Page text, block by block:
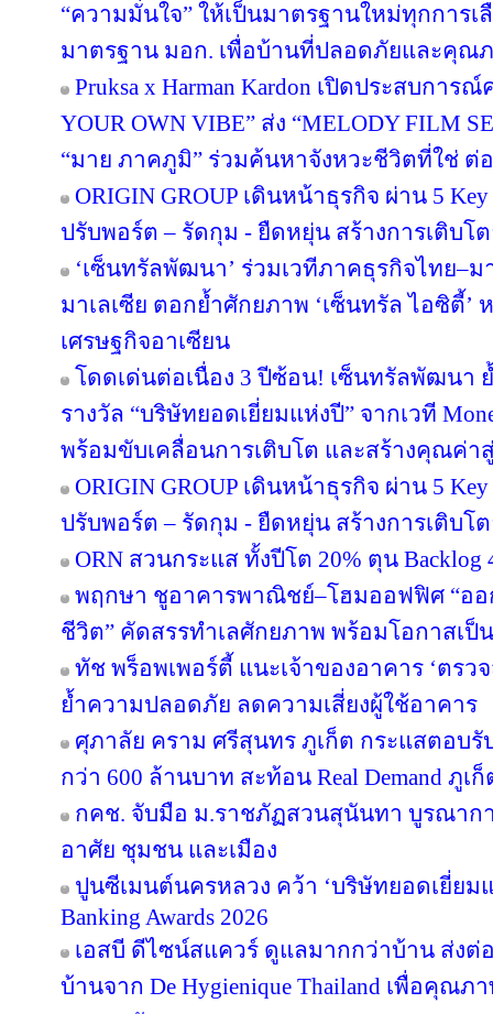
“ความมั่นใจ” ให้เป็นมาตรฐานใหม่ทุกการ
มาตรฐาน มอก. เพื่อบ้านที่ปลอดภัยและคุณ
Pruksa x Harman Kardon เปิดประสบกา
YOUR OWN VIBE” ส่ง “MELODY FILM
“มาย ภาคภูมิ” ร่วมค้นหาจังหวะชีวิตที่ใช่ ต่
ORIGIN GROUP เดินหน้าธุรกิจ ผ่าน 5
ปรับพอร์ต – รัดกุม - ยืดหยุ่น สร้างการเติบโ
‘เซ็นทรัลพัฒนา’ ร่วมเวทีภาคธุรกิจไทย–ม
มาเลเซีย ตอกย้ำศักยภาพ ‘เซ็นทรัล ไอซิตี้
เศรษฐกิจอาเซียน
โดดเด่นต่อเนื่อง 3 ปีซ้อน! เซ็นทรัลพัฒนา
รางวัล “บริษัทยอดเยี่ยมแห่งปี” จากเวที
พร้อมขับเคลื่อนการเติบโต และสร้างคุณค่า
ORIGIN GROUP เดินหน้าธุรกิจ ผ่าน 5
ปรับพอร์ต – รัดกุม - ยืดหยุ่น สร้างการเติบโ
ORN สวนกระแส ทั้งปีโต 20% ตุน
พฤกษา ชูอาคารพาณิชย์–โฮมออฟฟิศ “ออ
ชีวิต” คัดสรรทำเลศักยภาพ พร้อมโอกาสเป็
ทัช พร็อพเพอร์ตี้ แนะเจ้าของอาคาร ‘ตร
ย้ำความปลอดภัย ลดความเสี่ยงผู้ใช้อาคาร
ศุภาลัย คราม ศรีสุนทร ภูเก็ต กระแสตอบรั
กว่า 600 ล้านบาท สะท้อน Real Demand ภูเ
กคช. จับมือ ม.ราชภัฏสวนสุนันทา บูรณา
อาศัย ชุมชน และเมือง
ปูนซีเมนต์นครหลวง คว้า ‘บริษัทยอดเยี่ยมแ
Banking Awards 2026
เอสบี ดีไซน์สแควร์ ดูแลมากกว่าบ้าน ส่ง
บ้านจาก De Hygienique Thailand เพื่อคุณ